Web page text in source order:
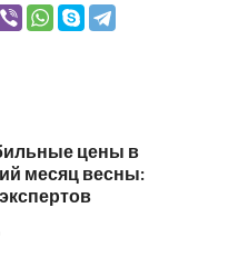
цены в
месяц весны: